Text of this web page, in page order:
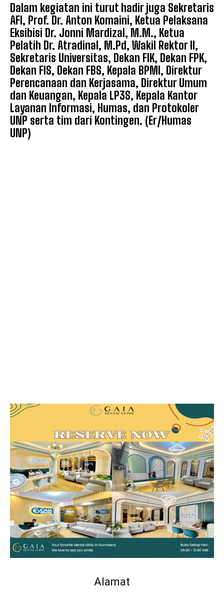
Dalam kegiatan ini turut hadir juga Sekretaris
AFI, Prof. Dr. Anton Komaini, Ketua Pelaksana
Eksibisi Dr. Jonni Mardizal, M.M., Ketua
Pelatih Dr. Atradinal, M.Pd, Wakil Rektor II,
Sekretaris Universitas, Dekan FIK, Dekan FPK,
Dekan FIS, Dekan FBS, Kepala BPMI, Direktur
Perencanaan dan Kerjasama, Direktur Umum
dan Keuangan, Kepala LP3S, Kepala Kantor
Layanan Informasi, Humas, dan Protokoler
UNP serta tim dari Kontingen. (Er/Humas
UNP)
Alamat